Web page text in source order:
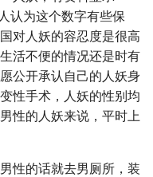
认为这个数字有些保
对人妖的容忍度是很高
活不便的情况还是时有
公开承认自己的人妖身
性手术，人妖的性别均
性的人妖来说，平时上
性的话就去男厕所，装